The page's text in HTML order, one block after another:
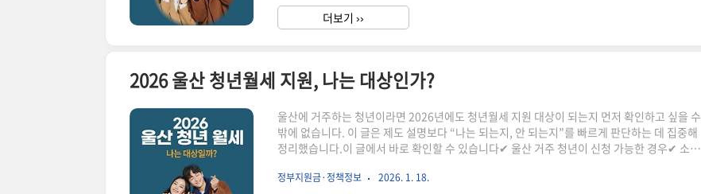
로 세부 기준이 다를 수 있어 단순 거주만으로 판단하면 탈락하는 경우가 많습니다.2. 이런 경
우 신청 가능성을 기대할 수 있습니다아래 조건에 해당하면 ..
더보기 ››
2026 울산 청년월세 지원, 나는 대상인가?
울산에 거주하는 청년이라면 2026년에도 청년월세 지원 대상이 되는지 먼저 확인하고 싶을 수
밖에 없습니다. 이 글은 제도 설명보다 “나는 되는지, 안 되는지”를 빠르게 판단하는 데 집중해
정리했습니다.이 글에서 바로 확인할 수 있습니다✔ 울산 거주 청년이 신청 가능한 경우✔ 소득
월세 지원, 기본 구조울산 청년월세 지원은 월 최대 20만 원을 현금으로 지원하는 제도입니다.
정부지원금·정책정보 2026. 1. 18.